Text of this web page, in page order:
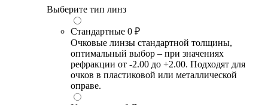
Выберите тип линз
Стандартные 0 ₽
Очковые линзы стандартной толщины,
оптимальный выбор – при значениях
рефракции от -2.00 до +2.00. Подходят для
очков в пластиковой или металлической
оправе.